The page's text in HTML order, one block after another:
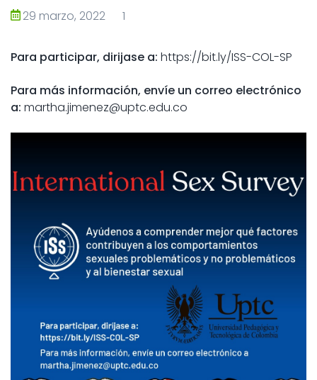
29 marzo, 2022 1
Para participar, dirijase a: https://bit.ly/ISS-COL-SP
Para más información, envíe un correo electrónico
a: martha.jimenez@uptc.edu.co